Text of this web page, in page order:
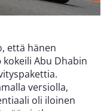
että hänen
kokeili Abu Dhabin
versiolla,
oli iloinen